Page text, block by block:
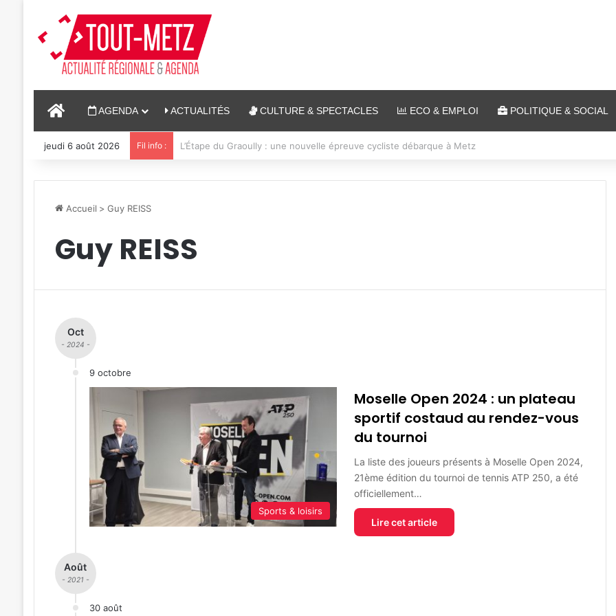
ACCUEILAGENDA ACTUALITÉS CULTURE & SPECTACLES ECO & EMPLOI POLITIQUE & SOCIAL
jeudi 6 août 2026 Fil info : 4 soirées concerts prévues à Ars-sur-Moselle du 7 au 28 août 2026
Accueil > Guy REISS
Guy REISS
Oct
- 2024 -
9 octobre
Sports & loisirs
Moselle Open 2024 : un plateau
sportif costaud au rendez-vous
du tournoi
La liste des joueurs présents à Moselle Open 2024,
21ème édition du tournoi de tennis ATP 250, a été
officiellement…
Lire cet article
Août
- 2021 -
30 août